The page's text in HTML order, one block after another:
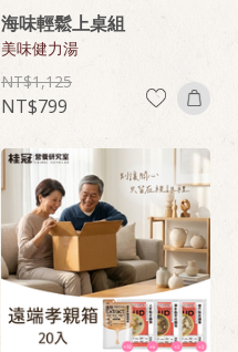
海味輕鬆上桌組
美味健力湯
1,125
799